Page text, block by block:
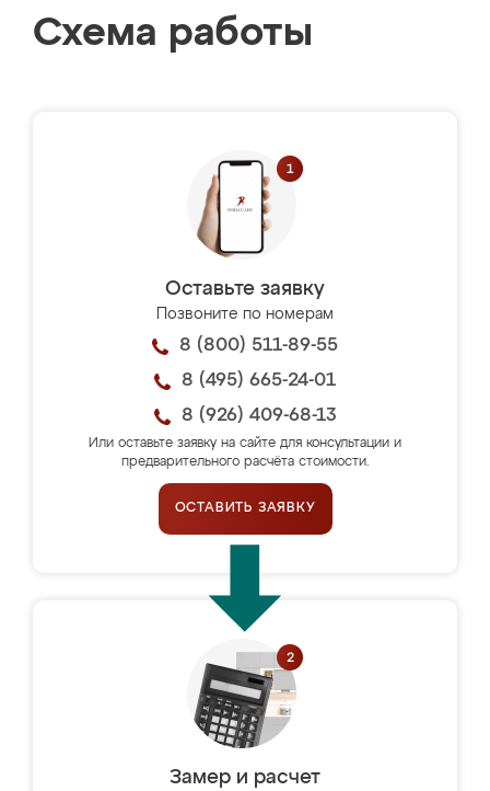
Схема работы
Оставьте заявку
Позвоните по номерам
8 (800) 511-89-55
8 (495) 665-24-01
8 (926) 409-68-13
Или оставьте заявку на сайте для консультации и
предварительного расчёта стоимости.
ОСТАВИТЬ ЗАЯВКУ
Замер и расчет